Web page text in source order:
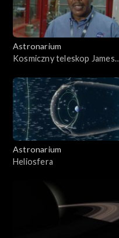
Astronarium
Kosmiczny teleskop Jamesa
Astronarium
Heliosfera